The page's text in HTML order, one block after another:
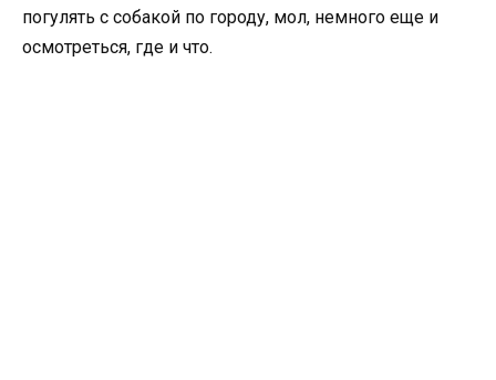
погулять с собакой по городу, мол, немного еще и
осмотреться, где и что.